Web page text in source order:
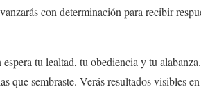
con determinación para recibir
tu lealtad, tu obediencia y tu
que sembraste. Verás resultados visibles